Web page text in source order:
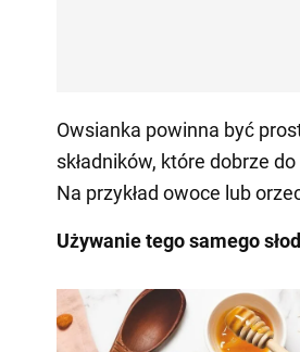
Owsianka powinna być
składników, które dobrze
Na przykład owoce lub
Używanie tego samego